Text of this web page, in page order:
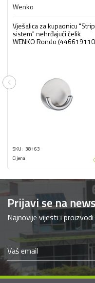
Wenko
Vješalica za kupaonicu
sistem" nehrđajući čelik
WENKO Rondo
SKU 38163
Cijena
Previous
Prijavi se na
Najnovije vijesti i